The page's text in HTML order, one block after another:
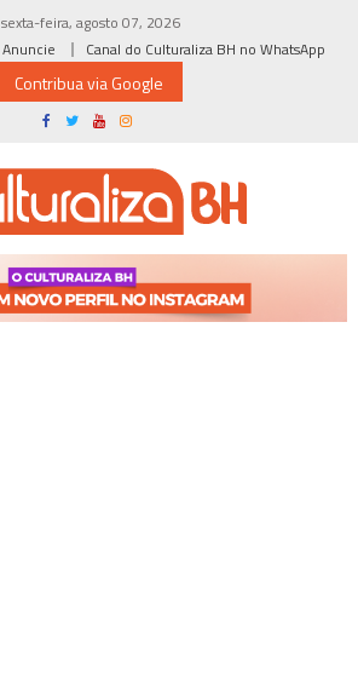
sexta-feira, agosto 07, 2026
Anuncie Canal do Culturaliza BH no WhatsApp
Contribua via Google